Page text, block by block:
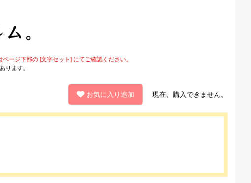
ージ下部の [文字セット] にてご確認ください。
ります。
お気に入り追加 現在、購入できません。